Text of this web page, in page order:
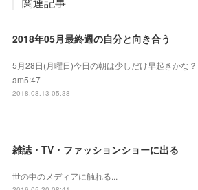
2018年05月最終週の自分と向き合う
5月28日(月曜日)今日の朝は少しだけ早起きかな？
am5:47
2018.08.13 05:38
雑誌・TV・ファッションショーに出る
世の中のメディアに触れる...